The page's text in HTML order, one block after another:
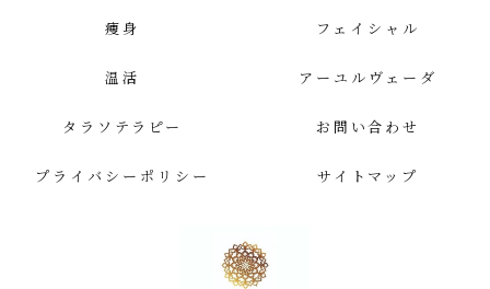
痩身 フェイシャル
温活 アーユルヴェーダ
タラソテラピー お問い合わせ
プライバシーポリシー サイトマップ